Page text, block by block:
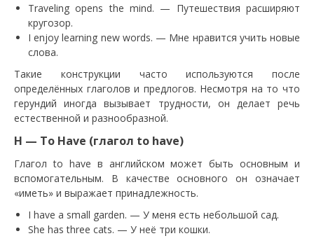
Traveling opens the mind. — Путешествия расширяют
кругозор.
I enjoy learning new words. — Мне нравится учить новые
слова.
Такие конструкции часто используются после
определённых глаголов и предлогов. Несмотря на то что
герундий иногда вызывает трудности, он делает речь
естественной и разнообразной.
H — To Have (глагол to have)
Глагол to have в английском может быть основным и
вспомогательным. В качестве основного он означает
«иметь» и выражает принадлежность.
I have a small garden. — У меня есть небольшой сад.
She has three cats. — У неё три кошки.